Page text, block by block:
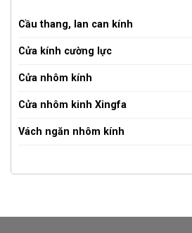
Cầu thang, lan can kính
Cửa kính cường lực
Cửa nhôm kính
Cửa nhôm kinh Xingfa
Vách ngăn nhôm kính